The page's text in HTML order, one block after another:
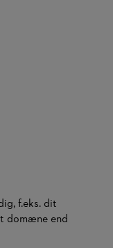
f.eks. dit
domæne end